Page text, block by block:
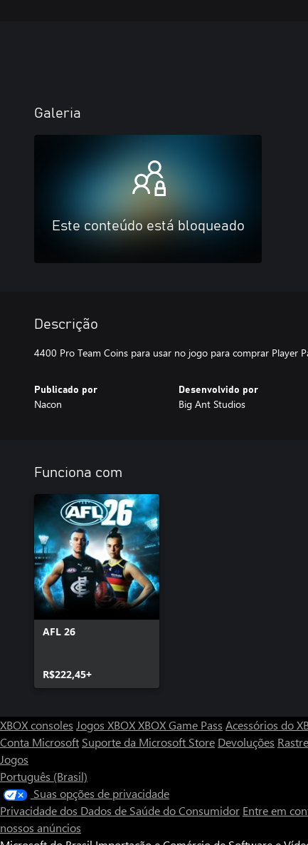
Galeria
Este conteúdo está bloqueado
Descrição
4400 Pro Team Coins para usar no jogo para comprar Player
Publicado por
Nacon
Desenvolvido por
Big Ant Studios
Funciona com
AFL 26
R$222,45+
XBOX consoles Jogos XBOXXBOX Game Pass Acessórios do
Conta Microsoft Suporte da Microsoft Store Devoluções
Jogos
Português (Brasil)
Suas opções de privacidade
Privacidade dos Dados de Saúde do Consumidor Entre em
nossos anúncios